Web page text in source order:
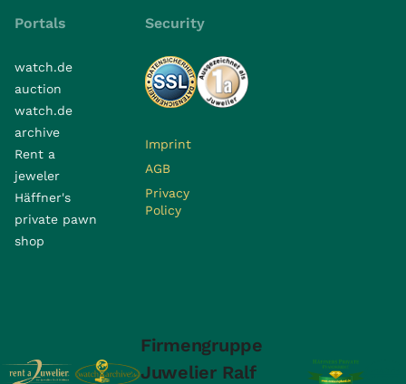
Portals
watch.de
auction
watch.de
archive
Rent a
jeweler
Häffner's
private pawn
shop
Security
Imprint
AGB
Privacy
Policy
Firmengruppe
Juwelier Ralf